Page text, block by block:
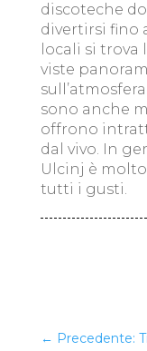
discoteche
divertirsi fino
locali si
viste
sono anche
offrono
dal vivo. In
Ulcinj è
tutti i gusti.
← Precedente: